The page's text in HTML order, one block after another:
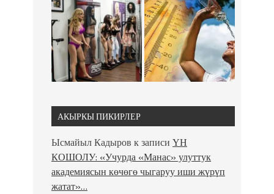
АКЫРКЫ ПИКИРЛЕР
Ысмайыл Кадыров к записи ҮН
КОШОЛУ: «Учурда «Манас» улуттук
академиясын көчөгө чыгаруу иши жүрүп
жатат»…